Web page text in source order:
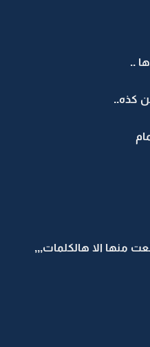
..
كذه..
منها الا هالكلمات,,,